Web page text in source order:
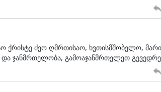
ძეო ღმრთისაო, ხვთისმშობელო,
ჯანმრთელობა, გამოაჯანმრთელეთ